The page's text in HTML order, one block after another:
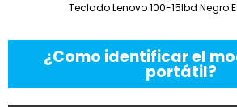
Teclado Lenovo 100-15Ibd Negro
¿Como identificar el
portátil?